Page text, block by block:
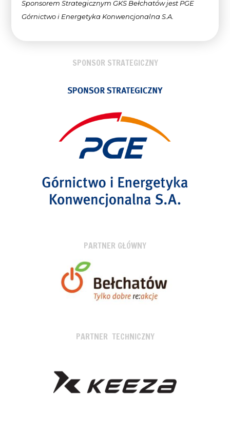
Sponsorem Strategicznym GKS Bełchatów jest PGE
Górnictwo i Energetyka Konwencjonalna S.A.
SPONSOR STRATEGICZNY
PARTNER GŁÓWNY
PARTNER TECHNICZNY